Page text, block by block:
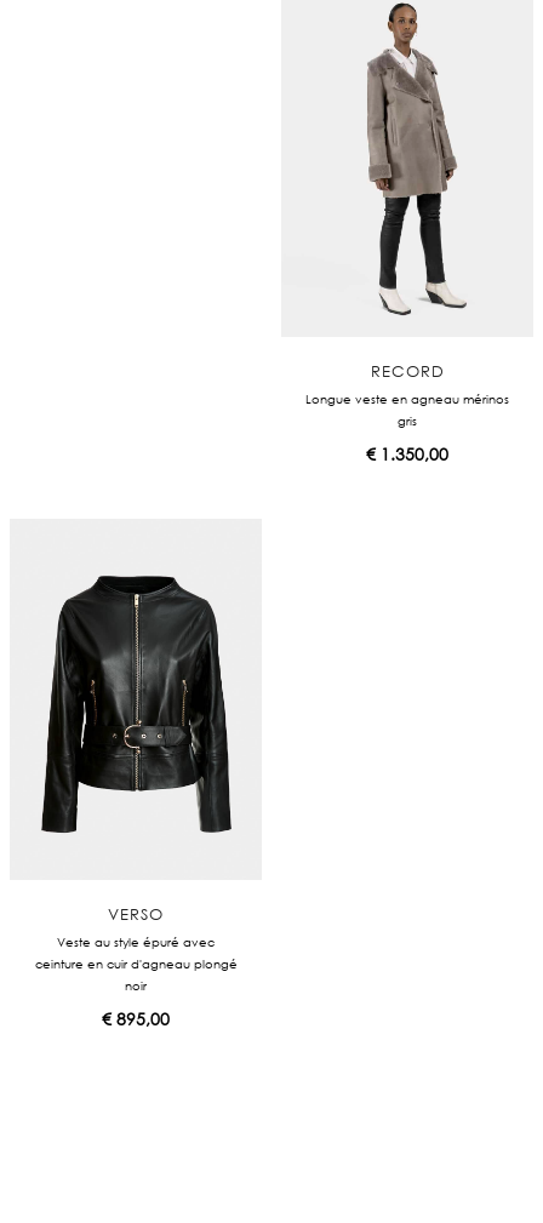
RECORD
Longue veste en agneau mérinos
gris
€1.350,00
VERSO
Veste au style épuré avec
ceinture en cuir d'agneau plongé
noir
€895,00